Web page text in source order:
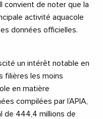
convient de noter que la
activité aquacole
les données officielles.
un intérêt notable en
filières les moins
en matière
compilées par l’APIA,
de 444,4 millions de